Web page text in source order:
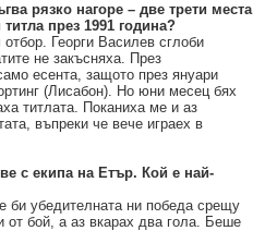
рязко нагоре – две трети места
през 1991 година?
Георги Василев сглоби
не закъсняха. През
есента, защото през януари
(Лисабон). Но юни месец бях
титлата. Поканиха ме и аз
въпреки че вече играех в
с екипа на Етър. Кой е най-
убедителната ни победа срещу
от бой, а аз вкарах два гола. Беше